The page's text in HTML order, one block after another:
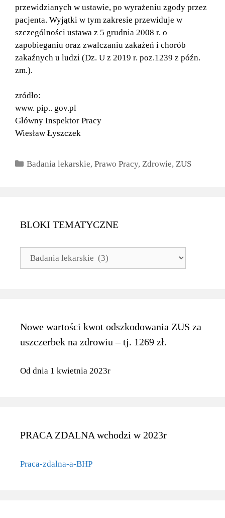
przewidzianych w ustawie, po wyrażeniu zgody przez
pacjenta. Wyjątki w tym zakresie przewiduje w
szczególności ustawa z 5 grudnia 2008 r. o
zapobieganiu oraz zwalczaniu zakażeń i chorób
zakaźnych u ludzi (Dz. U z 2019 r. poz.1239 z późn.
zm.).
zródło:
www. pip.. gov.pl
Główny Inspektor Pracy
Wiesław Łyszczek
Kategorie
Badania lekarskie,Prawo Pracy,Zdrowie,ZUS
BLOKI TEMATYCZNE
BLOKI
Nowe wartości kwot odszkodowania ZUS za
uszczerbek na zdrowiu – tj. 1269 zł.
Od dnia 1 kwietnia 2023r
PRACA ZDALNA wchodzi w 2023r
Praca-zdalna-a-BHP